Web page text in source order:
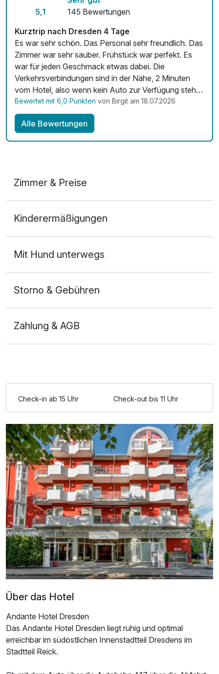
Fitnessgeräte stehen bereit
Zimmerservice verfügbar
Mit Hotelbar
5,1
145 Bewertungen
Kurztrip nach Dresden 4 Tage
Es war sehr schön. Das Personal sehr freundlich. Das
Zimmer war sehr sauber. Frühstück war perfekt. Es
war für jeden Geschmack etwas dabei. Die
Verkehrsverbindungen sind in der Nähe, 2 Minuten
vom Hotel, also wenn kein Auto zur Verfügung steht,
gibt es Möglichkeiten die Gegend zu erkunden.
Bewertet mit 6,0 Punkten von Birgit am 18.07.2026
Alle Bewertungen
Zimmer & Preise
2 Erwachsene
Kinderermäßigungen
Mit Hund unterwegs
Storno & Gebühren
Zahlung & AGB
Check-in ab 15 Uhr Check-out bis 11 Uhr
Über das Hotel
Andante Hotel Dresden
Das Andante Hotel Dresden liegt ruhig und optimal
erreichbar im südöstlichen Innenstadtteil Dresdens im
Stadtteil Reick.